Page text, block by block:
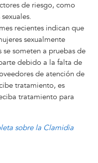
de riesgo, como
recientes indican que
sexualmente
se someten a pruebas de
debido a la falta de
de atención de
tratamiento, es
tratamiento para
sobre la Clamidia